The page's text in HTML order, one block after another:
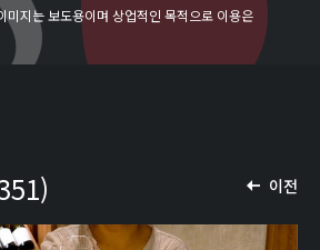
미지는 보도용이며 상업적인 목적으로 이용은
이전